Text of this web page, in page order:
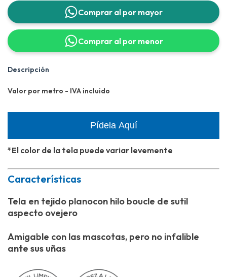
Comprar al por mayor
Comprar al por menor
Descripción
Valor por metro - IVA incluido
Pídela Aquí
*El color de la tela puede variar levemente
Características
Tela en tejido planocon hilo boucle de sutil
aspecto ovejero
Amigable con las mascotas, pero no infalible
ante sus uñas